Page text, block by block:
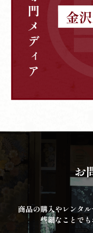
お
商品の購入やレンタル
些細なことでも